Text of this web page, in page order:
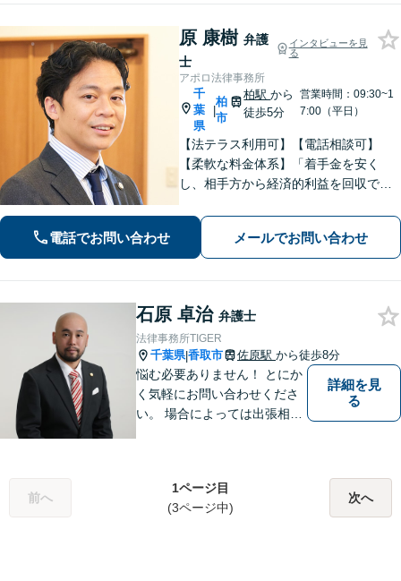
原 康樹 弁護
士
インタビューを見
る
アポロ法律事務所
千
葉
県
|
柏
市
柏駅から
徒歩5分
営業時間：09:30~1
7:00（平日）
【法テラス利用可】【電話相談可】
【柔軟な料金体系】「着手金を安く
し、相手方から経済的利益を回収でき
可能です。離婚・男女問題、借金・債
通事故 など【柏駅5分】
電話でお問い合わせ メールでお問い合わせ
石原 卓治 弁護士
法律事務所TIGER
千葉県|香取市 佐原駅 から徒歩8分
悩む必要ありません！ とにか
く気軽にお問い合わせくださ
い。 場合によっては出張相談
詳細を見
る
前へ
1ページ目
(3ページ中)
次へ